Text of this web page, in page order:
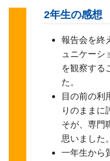
2年生の感想
報告会を終
ュニケーシ
を観察する
た。
目の前の利
りのままに
そが、専門
思いました。
一年生から